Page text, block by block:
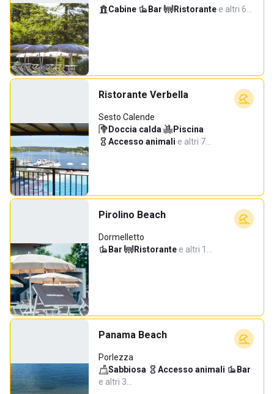
Cabine· Bar· Ristorante·e altri 6…
Ristorante Verbella
Sesto Calende
Doccia calda· Piscina·
Accesso animali·e altri 7…
Pirolino Beach
Dormelletto
Bar· Ristorante·e altri 1…
Panama Beach
Porlezza
Sabbiosa· Accesso animali· Bar·
e altri 3…